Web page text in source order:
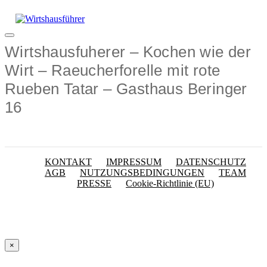
Inhalt
Menü
Wirtshausfuherer – Kochen wie der
Wirt – Raeucherforelle mit rote
Rueben Tatar – Gasthaus Beringer
16
KONTAKT IMPRESSUM
DATENSCHUTZ
AGB
NUTZUNGSBEDINGUNGEN
TEAM
PRESSE
Cookie-Richtlinie (EU)
×